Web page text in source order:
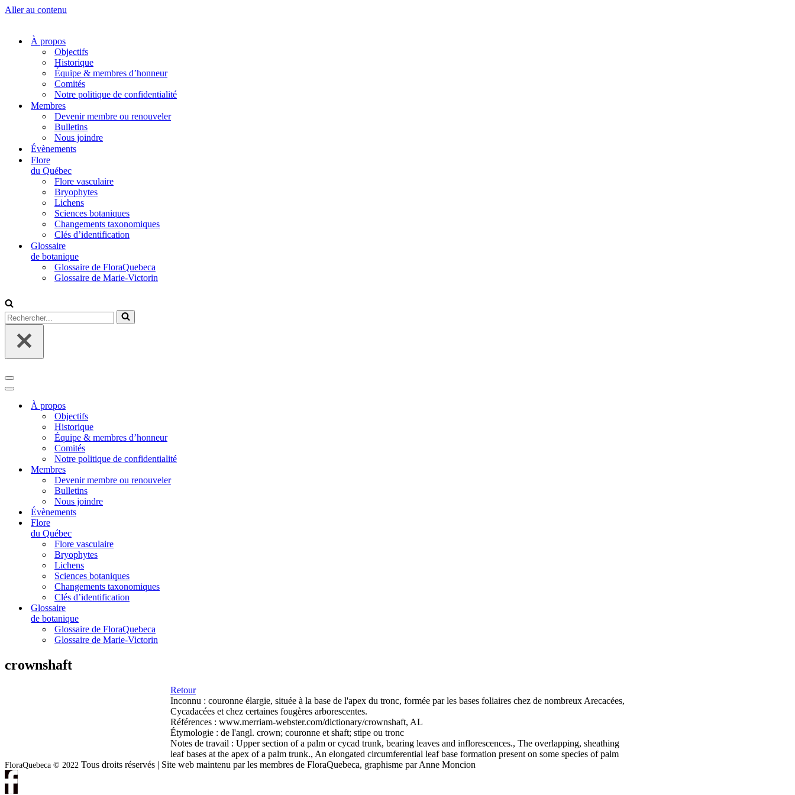
Aller au contenu
À propos
Objectifs
Historique
Équipe & membres d’honneur
Comités
Notre politique de confidentialité
Membres
Devenir membre ou renouveler
Bulletins
Nous joindre
Évènements
Flore
du Québec
Flore vasculaire
Bryophytes
Lichens
Sciences botaniques
Changements taxonomiques
Clés d’identification
Glossaire
de botanique
Glossaire de FloraQuebeca
Glossaire de Marie-Victorin
Rechercher...
Menu
de
navigation
Menu
navigationÀ propos
Objectifs
Historique
Équipe & membres d’honneur
Comités
Notre politique de confidentialité
Membres
Devenir membre ou renouveler
Bulletins
Nous joindre
Évènements
Flore
du Québec
Flore vasculaire
Bryophytes
Lichens
Sciences botaniques
Changements taxonomiques
Clés d’identification
Glossaire
de botanique
Glossaire de FloraQuebeca
Glossaire de Marie-Victorin
crownshaft
Retour
Inconnu : couronne élargie, située à la base de l'apex du tronc, formée par les bases foliaires chez de nombreux Arecacées,
Cycadacées et chez certaines fougères arborescentes.
Références : www.merriam-webster.com/dictionary/crownshaft, AL
Étymologie : de l'angl. crown; couronne et shaft; stipe ou tronc
Notes de travail : Upper section of a palm or cycad trunk, bearing leaves and inflorescences., The overlapping, sheathing
leaf bases at the apex of a palm trunk., An elongated circumferential leaf base formation present on some species of palm
FloraQuebeca © 2022 Tous droits réservés | Site web maintenu par les membres de FloraQuebeca, graphisme par Anne Moncion